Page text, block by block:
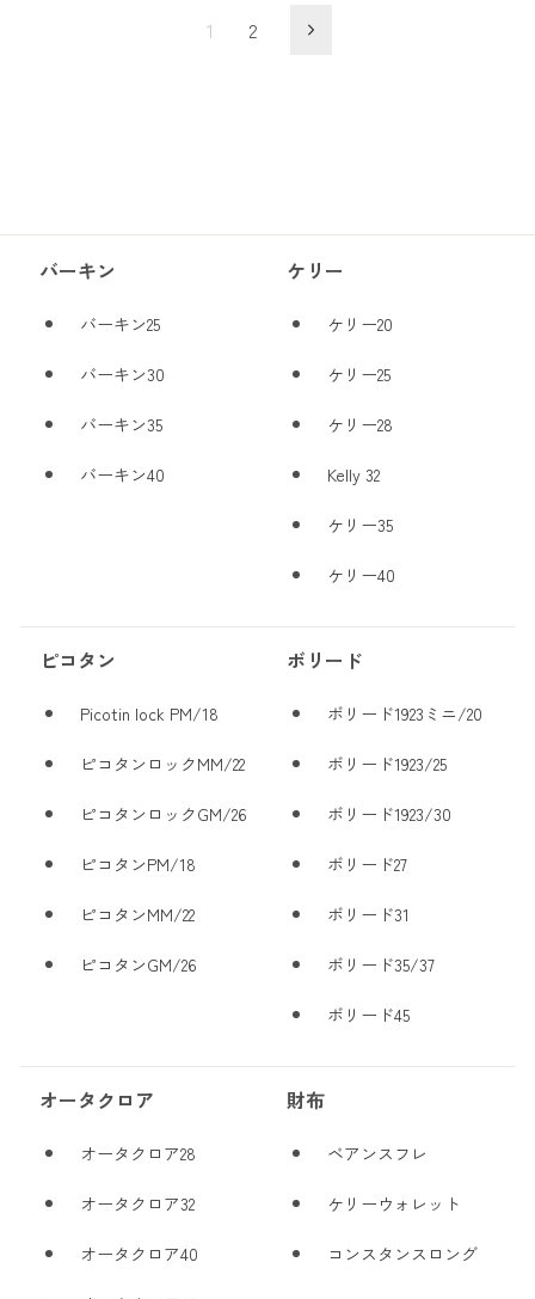
1 2
バーキン
バーキン25
バーキン30
バーキン35
バーキン40
ケリー
ケリー20
ケリー25
ケリー28
Kelly 32
ケリー35
ケリー40
ピコタン
Picotin lock PM/18
ピコタンロックMM/22
ピコタンロックGM/26
ピコタンPM/18
ピコタンMM/22
ピコタンGM/26
ボリード
ボリード1923ミニ/20
ボリード1923/25
ボリード1923/30
ボリード27
ボリード31
ボリード35/37
ボリード45
オータクロア
オータクロア28
オータクロア32
オータクロア40
財布
ベアンスフレ
ケリーウォレット
コンスタンスロング